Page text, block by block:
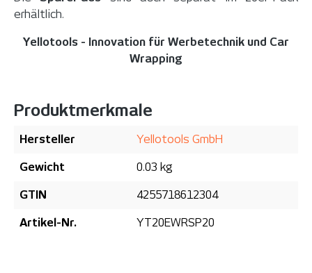
erhältlich.
Yellotools - Innovation für Werbetechnik und Car
Wrapping
Produktmerkmale
Hersteller Yellotools GmbH
Gewicht 0.03 kg
GTIN 4255718612304
Artikel-Nr. YT20EWRSP20